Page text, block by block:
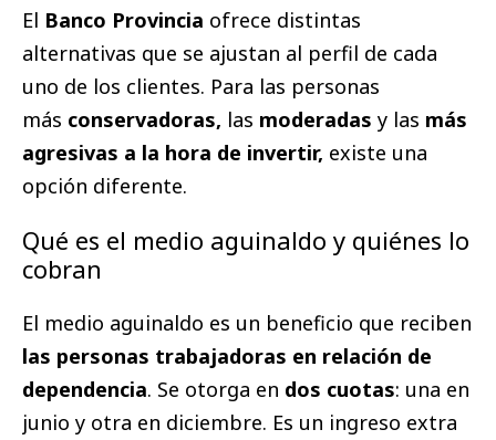
El Banco Provincia ofrece distintas
alternativas que se ajustan al perfil de cada
uno de los clientes. Para las personas
más conservadoras, las moderadas y las más
agresivas a la hora de invertir, existe una
opción diferente.
Qué es el medio aguinaldo y quiénes lo
cobran
El medio aguinaldo es un beneficio que reciben
las personas trabajadoras en relación de
dependencia. Se otorga en dos cuotas: una en
junio y otra en diciembre. Es un ingreso extra